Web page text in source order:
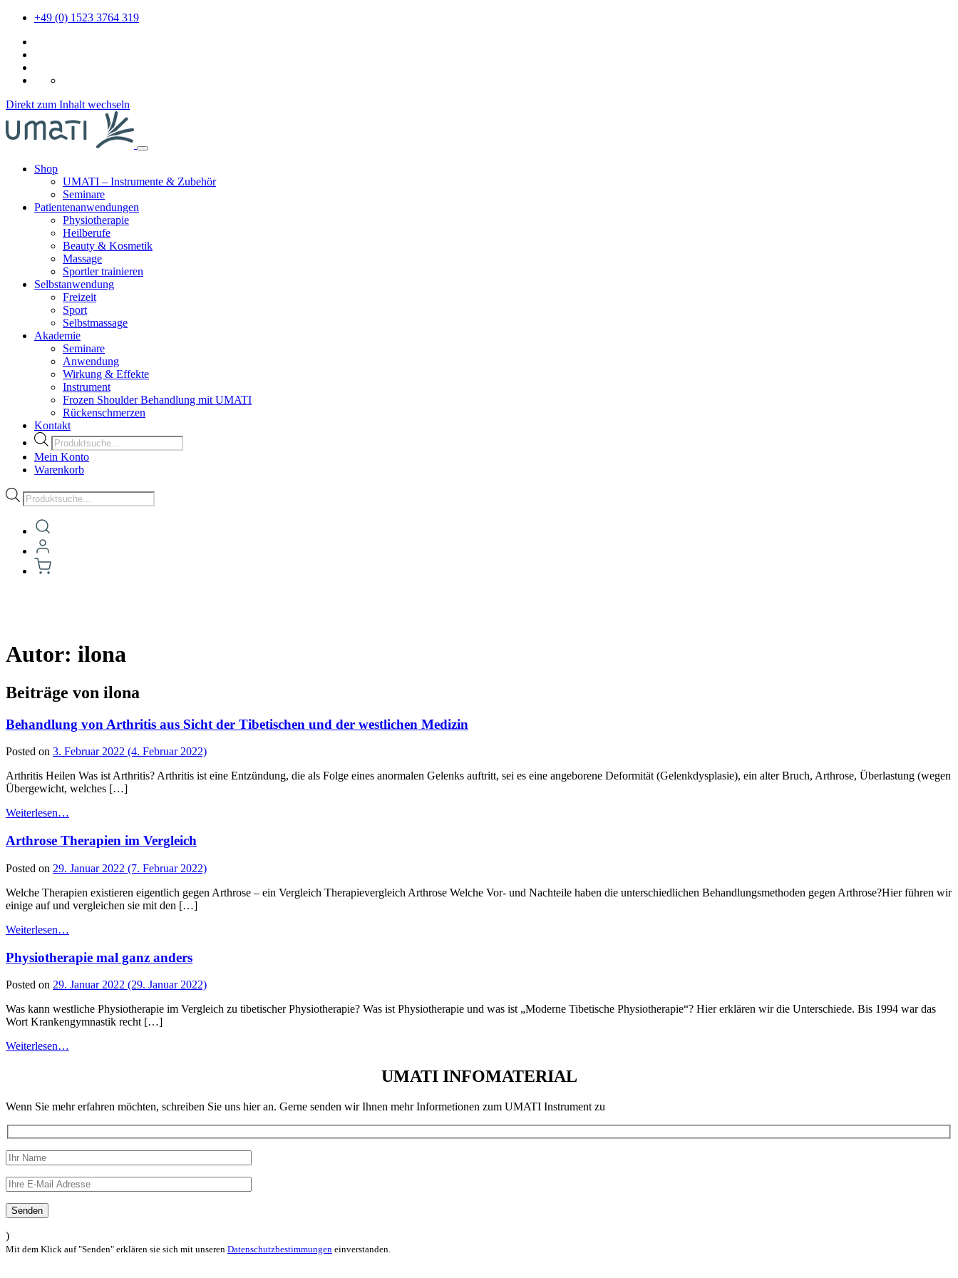
+49 (0) 1523 3764 319
Direkt zum Inhalt wechseln
Shop
UMATI – Instrumente & Zubehör
Seminare
Patientenanwendungen
Physiotherapie
Heilberufe
Beauty & Kosmetik
Massage
Sportler trainieren
Selbstanwendung
Freizeit
Sport
Selbstmassage
Akademie
Seminare
Anwendung
Wirkung & Effekte
Instrument
Frozen Shoulder Behandlung mit UMATI
Rückenschmerzen
Kontakt
Products
search
Mein Konto
Warenkorb
Products
search
Autor: ilona
Beiträge von ilona
Behandlung von Arthritis aus Sicht der Tibetischen und der westlichen Medizin
Posted on 3. Februar 2022 (4. Februar 2022)
Arthritis Heilen Was ist Arthritis? Arthritis ist eine Entzündung, die als Folge eines anormalen Gelenks auftritt, sei es eine angeborene Deformität (Gelenkdysplasie), ein alter Bruch, Arthrose, Überlastung (wegen
Übergewicht, welches […]
Weiterlesen…
Arthrose Therapien im Vergleich
Posted on 29. Januar 2022 (7. Februar 2022)
Welche Therapien existieren eigentlich gegen Arthrose – ein Vergleich Therapievergleich Arthrose Welche Vor- und Nachteile haben die unterschiedlichen Behandlungsmethoden gegen Arthrose?Hier führen wir
einige auf und vergleichen sie mit den […]
Weiterlesen…
Physiotherapie mal ganz anders
Posted on 29. Januar 2022 (29. Januar 2022)
Was kann westliche Physiotherapie im Vergleich zu tibetischer Physiotherapie? Was ist Physiotherapie und was ist „Moderne Tibetische Physiotherapie“? Hier erklären wir die Unterschiede. Bis 1994 war das
Wort Krankengymnastik recht […]
Weiterlesen…
UMATI INFOMATERIAL
Wenn Sie mehr erfahren möchten, schreiben Sie uns hier an. Gerne senden wir Ihnen mehr Informetionen zum UMATI Instrument zu
)
Mit dem Klick auf "Senden" erklären sie sich mit unseren Datenschutzbestimmungen einverstanden.